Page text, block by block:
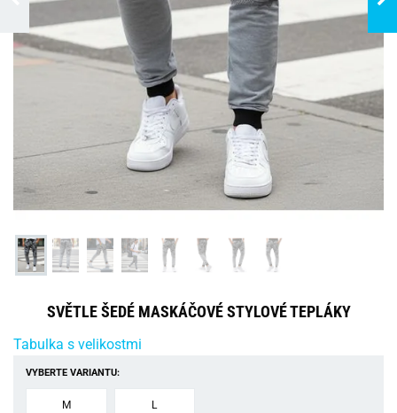
SVĚTLE ŠEDÉ MASKÁČOVÉ STYLOVÉ TEPLÁKY
Tabulka s velikostmi
VYBERTE VARIANTU:
M L